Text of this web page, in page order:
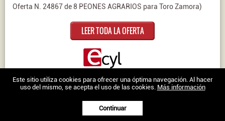
Oferta N. 24867 de 8 PEONES AGRARIOS para Toro Zamora)
LEER TODA LA OFERTA
Nosotros|Contacto| Ofertas en Twitter|Aviso legal|Política de
Trabajo en Zamora © 2026 -
Este sitio utiliza cookies para ofrecer una óptima navegación. Al hacer
uso del mismo, se acepta el uso de las cookies. Más información
Continuar